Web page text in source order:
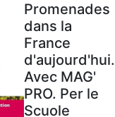
Promenades
dans la
France
d'aujourd'hui.
Avec MAG'
PRO. Per le
Scuole